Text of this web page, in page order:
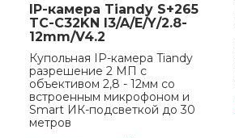
IP-камера Tiandy S+265
TC-C32KN I3/A/E/Y/2.8-
12mm/V4.2
Купольная IP-камера Tiandy
разрешение 2 МП с
объективом 2,8 - 12мм со
встроенным микрофоном и
Smart ИК-подсветкой до 30
метров